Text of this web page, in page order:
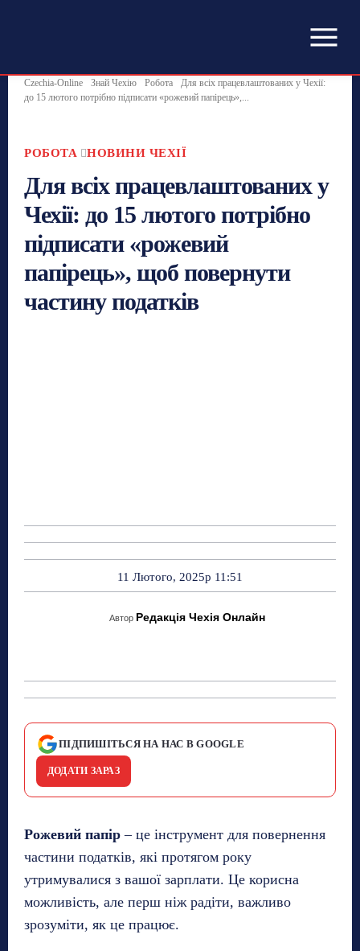
Czechia-Online Знай Чехію Робота
Для всіх працевлаштованих у Чехії:
до 15 лютого потрібно підписати «рожевий папірець»,...
РОБОТА НОВИНИ ЧЕХІЇ
Для всіх працевлаштованих у
Чехії: до 15 лютого потрібно
підписати «рожевий
папірець», щоб повернути
частину податків
11 Лютого, 2025р 11:51
Автор Редакція Чехія Онлайн
ПІДПИШІТЬСЯ НА НАС В GOOGLE
ДОДАТИ ЗАРАЗ
Рожевий папір – це інструмент для повернення
частини податків, які протягом року
утримувалися з вашої зарплати. Це корисна
можливість, але перш ніж радіти, важливо
зрозуміти, як це працює.